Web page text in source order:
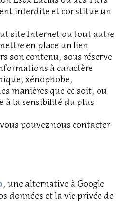
interdite et constitue un
site Internet ou tout autre
en place un lien
son contenu, sous réserve
à caractère
xénophobe,
manières que ce soit, ou
la sensibilité du plus
pouvez nous contacter
, une alternative à Google
données et la vie privée de